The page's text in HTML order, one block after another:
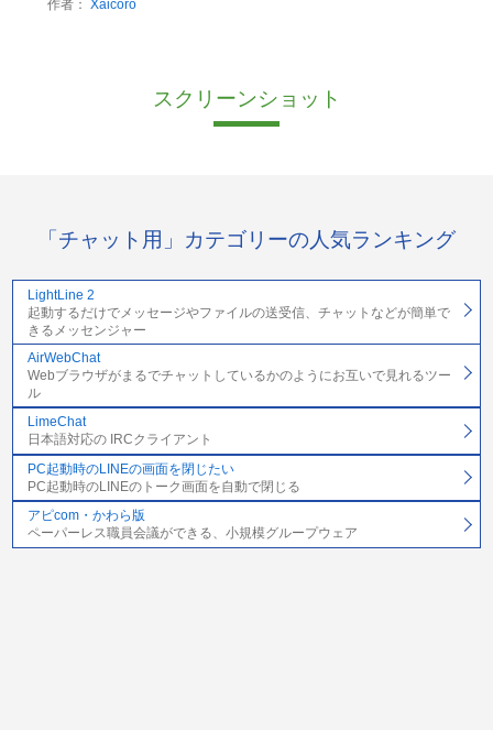
作者： Xaicoro
スクリーンショット
「チャット用」カテゴリーの人気ランキング
LightLine 2
起動するだけでメッセージやファイルの送受信、チャットなどが簡単で
きるメッセンジャー
AirWebChat
Webブラウザがまるでチャットしているかのようにお互いで見れるツー
ル
LimeChat
日本語対応の IRCクライアント
PC起動時のLINEの画面を閉じたい
PC起動時のLINEのトーク画面を自動で閉じる
アピcom・かわら版
ペーパーレス職員会議ができる、小規模グループウェア